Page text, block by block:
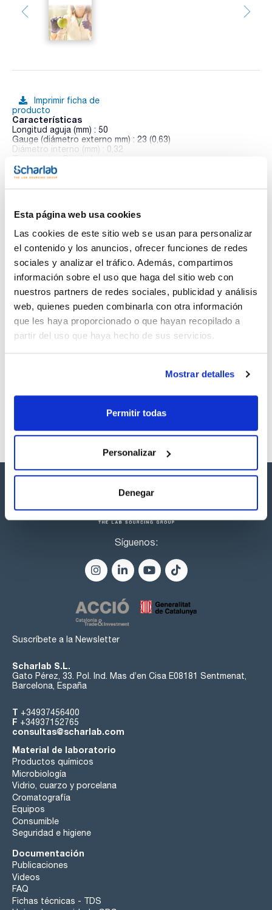
Esta página web usa cookies
Las cookies de este sitio web se usan para personalizar
el contenido y los anuncios, ofrecer funciones de redes
sociales y analizar el tráfico. Además, compartimos
información sobre el uso que haga del sitio web con
nuestros partners de redes sociales, publicidad y análisis
web, quienes pueden combinarla con otra información
que les haya proporcionado o que hayan recopilado a
partir del uso que haya hecho de sus servicios.
Mostrar detalles
Permitir todas
Personalizar
Denegar
Imprimir ficha de
producto
Características
Longitud aguja (mm) : 50
Gauge (diámetro externo mm) : 23 (0,63)
Diámetro interno (mm) : 0,32
Tipo punta : Biselada
Pack (u.) : 5
Adecuadas para bombas de jeringa y dispensadores.
- D.E. del barril de vidrio borosilicato: 1ml - 8,8mm, 2,5ml -
32,6mm, 100ml - 40,6mm
- Long. escala: 60mm
- Long. barril: 106mm
- Long. total (émbolo a cero): 120mm
- Conexión émbolo: 6-32UNC hembra
- Conexión frontal: 7/16UNEF macho
- Temperatura máx.: aguja fija o luer 70°C, aguja recambiable o
Luer Lock 120°C
Ver más
Documentación técnica
TDS / Ficha técnica
Regístrate para
descargas
COA
Regístrate para
descargas
SDS/ Hoja de seguridad
Regístrate para
descargas
Los productos marcados con esta imagen son
listos para una entrega inmediata.
Síguenos:
Suscríbete a la Newsletter
Scharlab S.L.
Gato Pérez, 33. Pol. Ind. Mas d’en Cisa E08181 Sentmenat,
Barcelona, España
T +34937456400
F +34937152765
consultas@scharlab.com
Material de laboratorio
Productos químicos
Microbiología
Vidrio, cuarzo y porcelana
Cromatografía
Equipos
Consumible
Seguridad e higiene
Documentación
Publicaciones
Videos
FAQ
Fichas técnicas - TDS